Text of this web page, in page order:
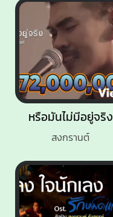
หรือมันไม่มีอยู่จริง
สงกรานต์